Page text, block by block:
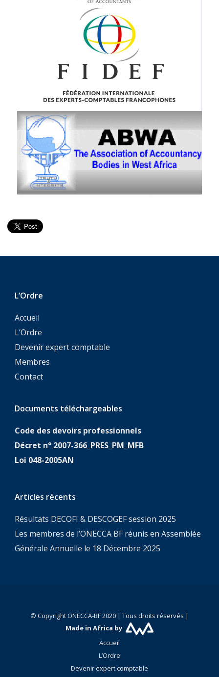
L’Ordre
Accueil
L’Ordre
Devenir expert comptable
Membres
Contact
Documents téléchargeables
Code des devoirs professionnels
Décret n° 2007-366_PRES_PM_MFB
Loi 048-2005AN
Articles récents
Résultats DECOFI & DESCOGEF session 2025
Les membres de l’ONECCA BF réunis en Assemblée
Générale Annuelle le 18 Décembre 2025
© Copyright ONECCA-BF 2020 | Tous droits réservés |
Made in Africa by
Accueil
L’Ordre
Devenir expert comptable